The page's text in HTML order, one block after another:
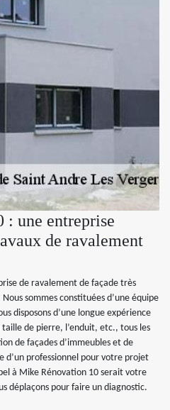
une entreprise
de ravalement
de ravalement de façade très
sommes constituées d’une équipe
disposons d’une longue expérience
de pierre, l’enduit, etc., tous les
de façades d’immeubles et de
d’un professionnel pour votre projet
à Mike Rénovation 10 serait votre
déplaçons pour faire un diagnostic.